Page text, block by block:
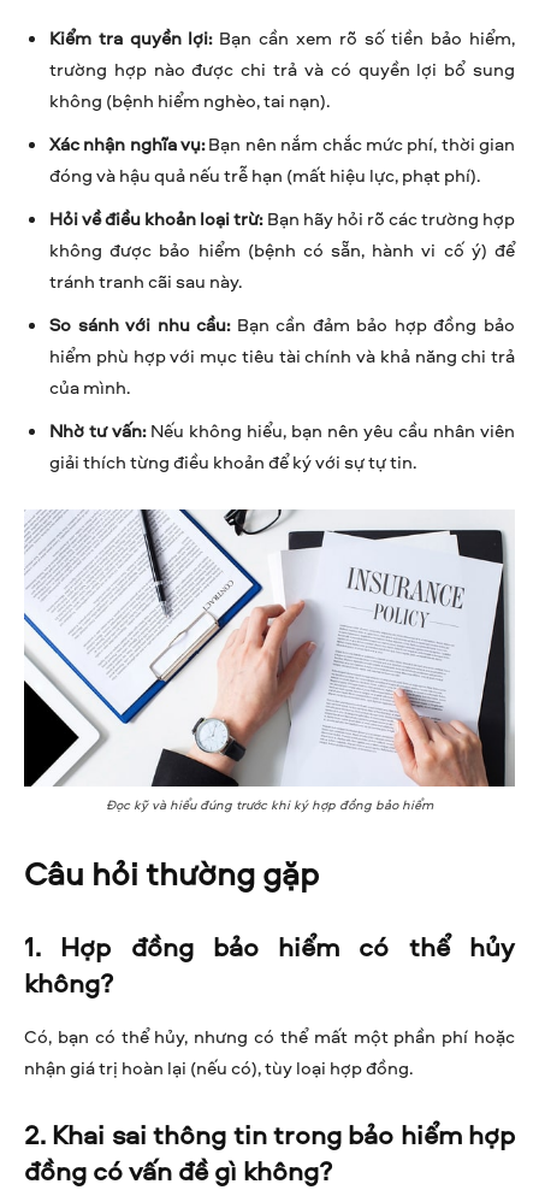
Kiểm tra quyền lợi:Bạn cần xem rõ số tiền bảo hiểm,
trường hợp nào được chi trả và có quyền lợi bổ sung
không (bệnh hiểm nghèo, tai nạn).
Xác nhận nghĩa vụ:Bạn nên nắm chắc mức phí, thời gian
đóng và hậu quả nếu trễ hạn (mất hiệu lực, phạt phí).
Hỏi về điều khoản loại trừ:Bạn hãy hỏi rõ các trường hợp
không được bảo hiểm (bệnh có sẵn, hành vi cố ý) để
tránh tranh cãi sau này.
So sánh với nhu cầu:Bạn cần đảm bảo hợp đồng bảo
hiểm phù hợp với mục tiêu tài chính và khả năng chi trả
của mình.
Nhờ tư vấn:Nếu không hiểu, bạn nên yêu cầu nhân viên
giải thích từng điều khoản để ký với sự tự tin.
Đọc kỹ và hiểu đúng trước khi ký hợp đồng bảo hiểm
Câu hỏi thường gặp
1. Hợp đồng bảo hiểm có thể hủy
không?
Có, bạn có thể hủy, nhưng có thể mất một phần phí hoặc
nhận giá trị hoàn lại (nếu có), tùy loại hợp đồng.
2. Khai sai thông tin trong bảo hiểm hợp
đồng có vấn đề gì không?